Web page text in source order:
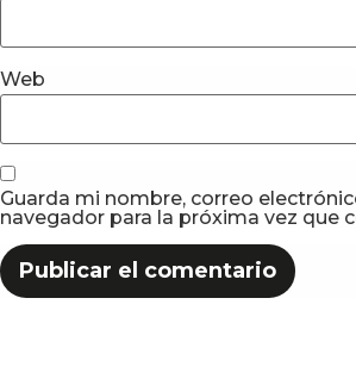
Web
Guarda mi nombre, correo
navegador para la próxima vez que